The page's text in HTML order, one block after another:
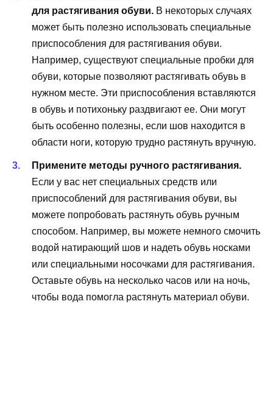
для растягивания обуви. В некоторых случаях
может быть полезно использовать специальные
приспособления для растягивания обуви.
Например, существуют специальные пробки для
обуви, которые позволяют растягивать обувь в
нужном месте. Эти приспособления вставляются
в обувь и потихоньку раздвигают ее. Они могут
быть особенно полезны, если шов находится в
области ноги, которую трудно растянуть вручную.
Примените методы ручного растягивания.
Если у вас нет специальных средств или
приспособлений для растягивания обуви, вы
можете попробовать растянуть обувь ручным
способом. Например, вы можете немного смочить
водой натирающий шов и надеть обувь носками
или специальными носочками для растягивания.
Оставьте обувь на несколько часов или на ночь,
чтобы вода помогла растянуть материал обуви.